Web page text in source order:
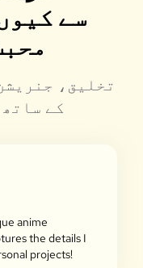
کے
anime
the details I
projects!